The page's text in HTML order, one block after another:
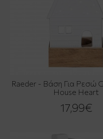
Raeder - Βάση Για Ρεσώ
House Heart
17,99€